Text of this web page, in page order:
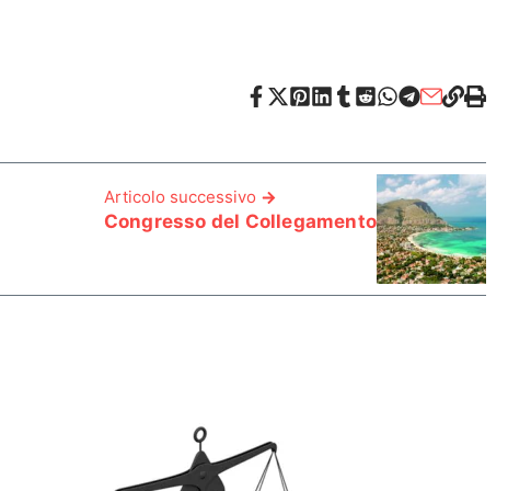
Articolo successivo
Congresso del Collegamento